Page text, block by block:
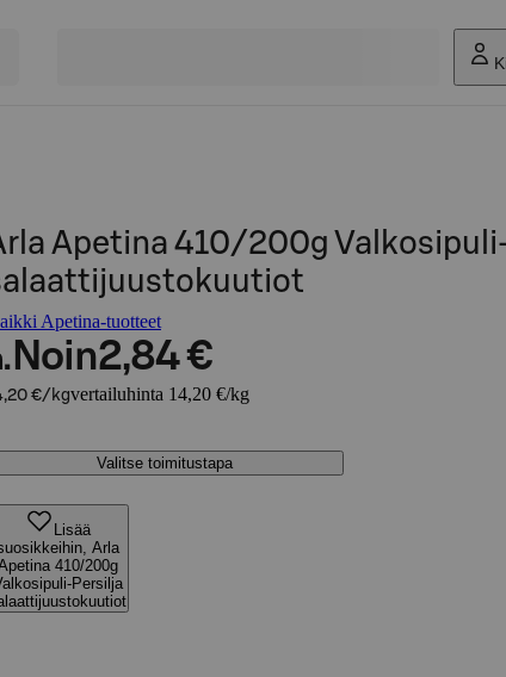
Apetina 410/200g
Apetina-tuotteet
Noin2,84 €
€/kgvertailuhinta 14,20 €/kg
Valitse toimitustapa
Lisää
Arla
410/200g
Persilja